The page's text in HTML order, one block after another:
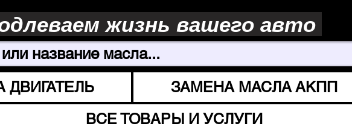
жизнь вашего авто
название масла...
ЗАМЕНА МАСЛА АКПП
ВСЕ ТОВАРЫ И УСЛУГИ